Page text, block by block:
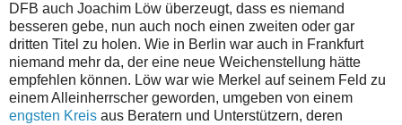
DFB auch Joachim Löw überzeugt, dass es niemand
besseren gebe, nun auch noch einen zweiten oder gar
dritten Titel zu holen. Wie in Berlin war auch in Frankfurt
niemand mehr da, der eine neue Weichenstellung hätte
empfehlen können. Löw war wie Merkel auf seinem Feld zu
einem Alleinherrscher geworden, umgeben von einem
engsten Kreis aus Beratern und Unterstützern, deren